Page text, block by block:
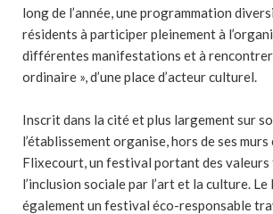
long de l’année, une programmation
résidents à participer pleinement à
différentes manifestations et à rencontrer
ordinaire », d’une place d’acteur culturel.
Inscrit dans la cité et plus largement sur
l’établissement organise, hors de ses
Flixecourt, un festival portant des valeurs
l’inclusion sociale par l’art et la culture. Le
également un festival éco-responsable